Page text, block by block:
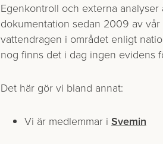
Egenkontroll och externa
dokumentation sedan 2009 av
vattendragen i området enligt
nog finns det i dag ingen evidens
Det här gör vi bland annat:
Vi är medlemmar i Svemin